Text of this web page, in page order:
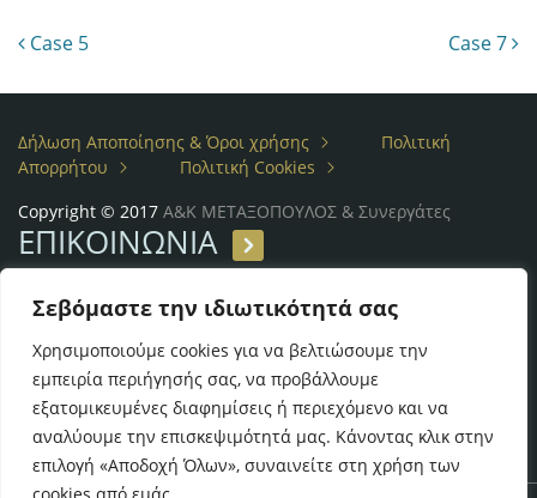
Σεβόμαστε την ιδιωτικότητά σας
Χρησιμοποιούμε cookies για να βελτιώσουμε την
εμπειρία περιήγησής σας, να προβάλλουμε
εξατομικευμένες διαφημίσεις ή περιεχόμενο και να
αναλύουμε την επισκεψιμότητά μας. Κάνοντας κλικ στην
επιλογή «Αποδοχή Όλων», συναινείτε στη χρήση των
Post navigation
Case 5 Case 7
Δήλωση Αποποίησης & Όροι χρήσης
Πολιτική
Απορρήτου
Πολιτική Cookies
Copyright © 2017 Α&Κ ΜΕΤΑΞΟΠΟΥΛΟΣ & Συνεργάτες
ΕΠΙΚΟΙΝΩΝΙΑ
Τηλ: (+30) 210 7257614, 7257611
Fax: (+30) 210 7297610
email:metaxopoulos@metaxopouloslaw.gr